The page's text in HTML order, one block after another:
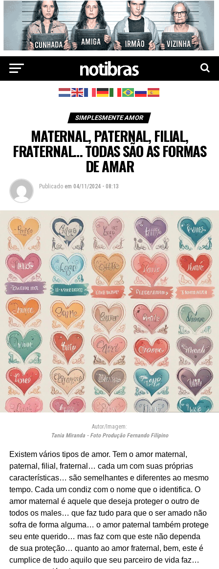
SIMPLESMENTE AMOR
MATERNAL, PATERNAL, FILIAL,
FRATERNAL… TODAS SÃO AS FORMAS
DE AMAR
Publicado em 04/11/2024 - 08:13
Autor/Imagem:
Tania Miranda - Foto Produção Fernando Filipino
Existem vários tipos de amor. Tem o amor maternal,
paternal, filial, fraternal… cada um com suas próprias
características… são semelhantes e diferentes ao mesmo
tempo. Cada um condiz com o nome que o identifica. O
amor maternal é aquele que deseja proteger o outro de
todos os males… que faz tudo para que o ser amado não
sofra de forma alguma… o amor paternal também protege
seu ente querido… mas faz com que este não dependa
de sua proteção… quanto ao amor fraternal, bem, este é
cumplice de tudo aquilo que seu parceiro de vida faz…